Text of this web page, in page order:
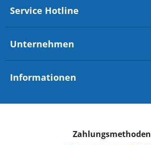
Service Hotline
Unternehmen
Informationen
Zahlungsmethoden